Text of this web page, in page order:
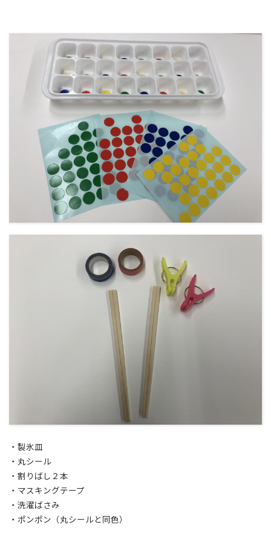
・製氷皿
・丸シール
・割りばし２本
・マスキングテープ
・洗濯ばさみ
・ポンポン（丸シールと同色）